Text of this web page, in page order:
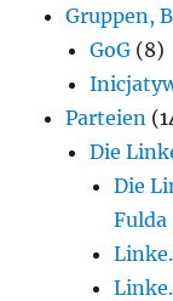
Gruppen,
GoG (8)
Parteien
Die
Die
Fulda